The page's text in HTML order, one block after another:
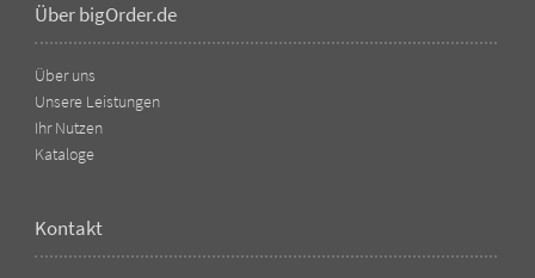
Über bigOrder.de
Über uns
Unsere Leistungen
Ihr Nutzen
Kataloge
Kontakt